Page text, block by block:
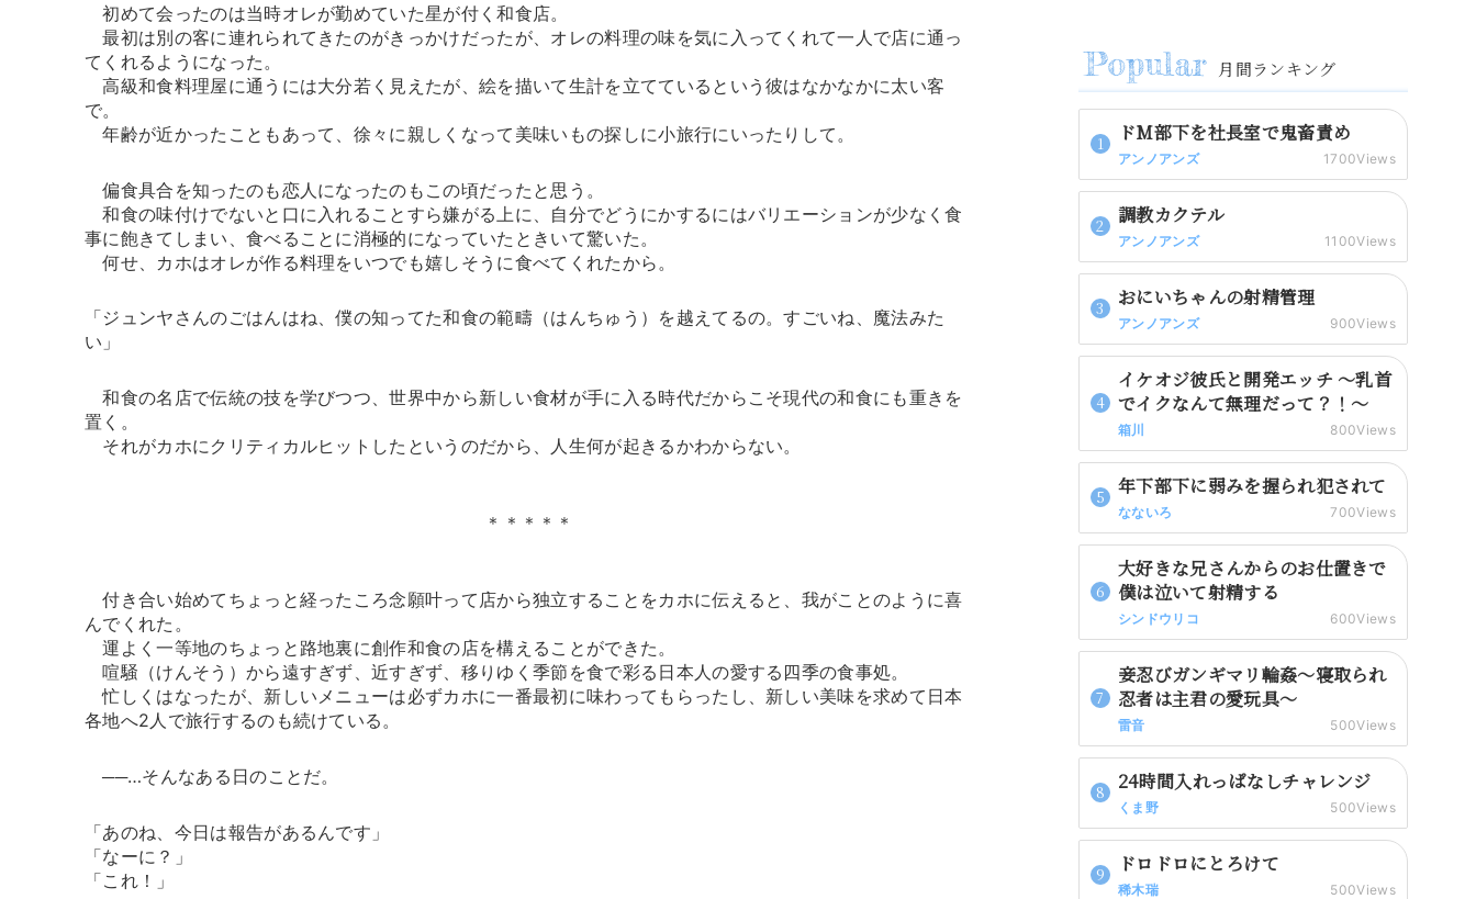
初めて会ったのは当時オレが勤めていた星が付く和食店。
最初は別の客に連れられてきたのがきっかけだったが、オレの料理の味を気に入ってくれて一人で店に通っ
てくれるようになった。
高級和食料理屋に通うには大分若く見えたが、絵を描いて生計を立てているという彼はなかなかに太い客
で。
年齢が近かったこともあって、徐々に親しくなって美味いもの探しに小旅行にいったりして。
偏食具合を知ったのも恋人になったのもこの頃だったと思う。
和食の味付けでないと口に入れることすら嫌がる上に、自分でどうにかするにはバリエーションが少なく食
事に飽きてしまい、食べることに消極的になっていたときいて驚いた。
何せ、カホはオレが作る料理をいつでも嬉しそうに食べてくれたから。
「ジュンヤさんのごはんはね、僕の知ってた和食の範疇（はんちゅう）を越えてるの。すごいね、魔法みた
い」
和食の名店で伝統の技を学びつつ、世界中から新しい食材が手に入る時代だからこそ現代の和食にも重きを
置く。
それがカホにクリティカルヒットしたというのだから、人生何が起きるかわからない。
＊＊＊＊＊
付き合い始めてちょっと経ったころ念願叶って店から独立することをカホに伝えると、我がことのように喜
んでくれた。
運よく一等地のちょっと路地裏に創作和食の店を構えることができた。
喧騒（けんそう）から遠すぎず、近すぎず、移りゆく季節を食で彩る日本人の愛する四季の食事処。
忙しくはなったが、新しいメニューは必ずカホに一番最初に味わってもらったし、新しい美味を求めて日本
各地へ2人で旅行するのも続けている。
──…そんなある日のことだ。
「あのね、今日は報告があるんです」
「なーに？」
「これ！」
月間ランキング
ドM部下を社長室で鬼畜責め
アンノアンズ 1700Views
調教カクテル
アンノアンズ 1100Views
おにいちゃんの射精管理
アンノアンズ 900Views
イケオジ彼氏と開発エッチ 〜乳首
でイクなんて無理だって？！〜
箱川 800Views
年下部下に弱みを握られ犯されて
なないろ 700Views
大好きな兄さんからのお仕置きで
僕は泣いて射精する
シンドウリコ 600Views
妾忍びガンギマリ輪姦～寝取られ
忍者は主君の愛玩具～
雷音 500Views
24時間入れっぱなしチャレンジ
くま野 500Views
ドロドロにとろけて
稀木瑞 500Views